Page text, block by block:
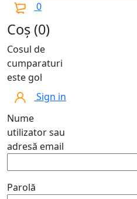
0
Coș (0)
Cosul de
cumparaturi
este gol
Sign in
Nume
utilizator sau
adresă email
Parolă